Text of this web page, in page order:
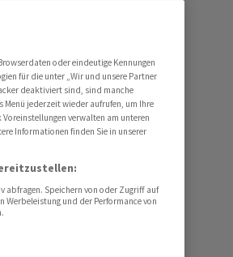
oder eindeutige Kennungen
für die unter „Wir und unsere Partner
deaktiviert sind, sind manche
Menü jederzeit wieder aufrufen, um Ihre
verwalten am unteren
Informationen finden Sie in unserer
Speichern von oder Zugriff auf
Werbeleistung und der Performance von